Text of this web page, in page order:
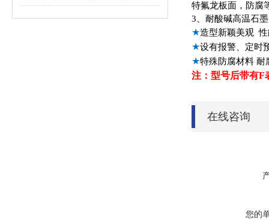
特氟龙板面，防
3 、耐酸碱高温石
★造型新颖美观
★设有报警、定时
★特殊防腐材料 耐
注：型号后带有F
在线咨询
您的